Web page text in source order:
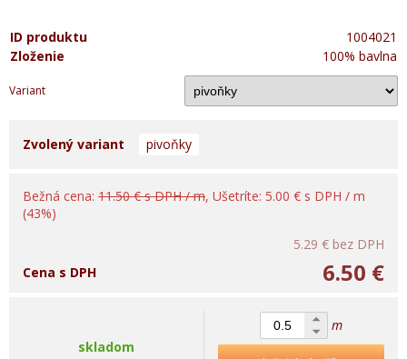
ID produktu
1004021
Zloženie
100% bavlna
Variant
Zvolený variant pivoňky
Bežná cena: 11.50 € s DPH / m, Ušetríte: 5.00 € s DPH / m
(43%)
5.29 € bez DPH
6.50 €
Cena s DPH
skladom
m